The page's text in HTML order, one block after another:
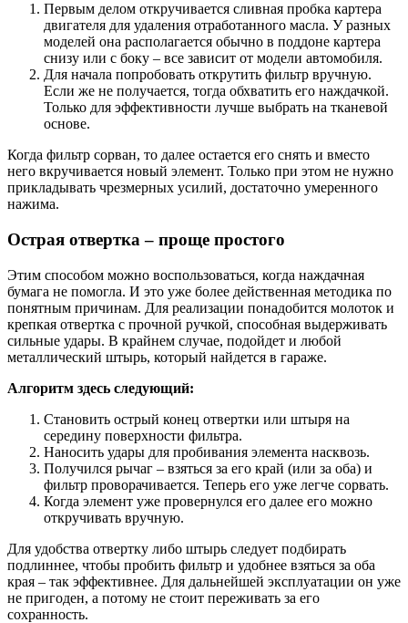
Первым делом откручивается сливная пробка картера
двигателя для удаления отработанного масла. У разных
моделей она располагается обычно в поддоне картера
снизу или с боку – все зависит от модели автомобиля.
Для начала попробовать открутить фильтр вручную.
Если же не получается, тогда обхватить его наждачкой.
Только для эффективности лучше выбрать на тканевой
основе.
Когда фильтр сорван, то далее остается его снять и вместо
него вкручивается новый элемент. Только при этом не нужно
прикладывать чрезмерных усилий, достаточно умеренного
нажима.
Острая отвертка – проще простого
Этим способом можно воспользоваться, когда наждачная
бумага не помогла. И это уже более действенная методика по
понятным причинам. Для реализации понадобится молоток и
крепкая отвертка с прочной ручкой, способная выдерживать
сильные удары. В крайнем случае, подойдет и любой
металлический штырь, который найдется в гараже.
Алгоритм здесь следующий:
Становить острый конец отвертки или штыря на
середину поверхности фильтра.
Наносить удары для пробивания элемента насквозь.
Получился рычаг – взяться за его край (или за оба) и
фильтр проворачивается. Теперь его уже легче сорвать.
Когда элемент уже провернулся его далее его можно
откручивать вручную.
Для удобства отвертку либо штырь следует подбирать
подлиннее, чтобы пробить фильтр и удобнее взяться за оба
края – так эффективнее. Для дальнейшей эксплуатации он уже
не пригоден, а потому не стоит переживать за его
сохранность.